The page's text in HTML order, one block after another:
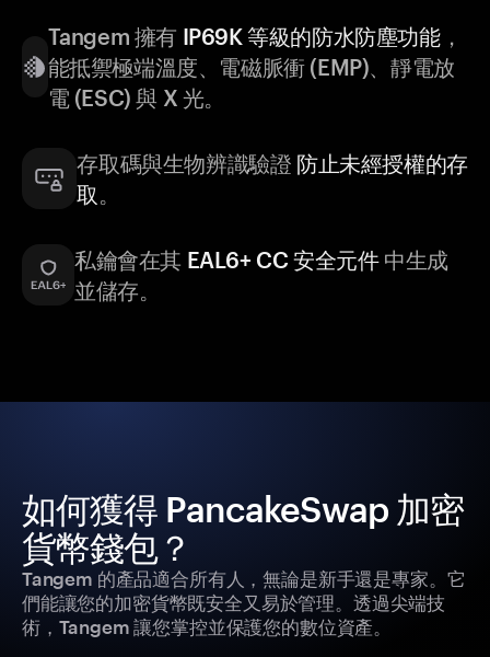
Tangem 擁有 IP69K 等級的防水防塵功能，
能抵禦極端溫度、電磁脈衝 (EMP)、靜電放
電 (ESC) 與 X 光。
存取碼與生物辨識驗證 防止未經授權的存
取 。
私鑰會在其 EAL6+ CC 安全元件中生成
並儲存。
如何獲得 PancakeSwap 加密
貨幣錢包？
Tangem 的產品適合所有人，無論是新手還是專家。它
們能讓您的加密貨幣既安全又易於管理。透過尖端技
術，Tangem 讓您掌控並保護您的數位資產。